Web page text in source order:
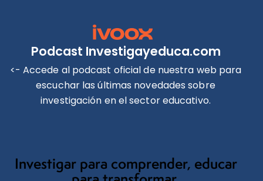
Podcast Investigayeduca.com
<- Accede al podcast oficial de nuestra web para
escuchar las últimas novedades sobre
investigación en el sector educativo.
Investigar para comprender, educar